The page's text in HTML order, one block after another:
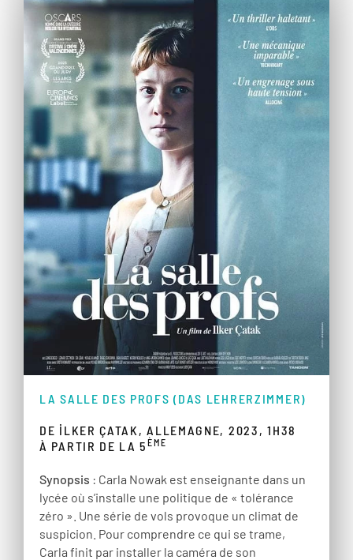
LA SALLE DES PROFS (DAS LEHRERZIMMER)
DE İLKER ÇATAK, ALLEMAGNE, 2023, 1H38
À PARTIR DE LA 5ÈME
Synopsis : Carla Nowak est enseignante dans un
lycée où s’installe une politique de « tolérance
zéro ». Une série de vols provoque un climat de
suspicion. Pour comprendre ce qui se trame,
Carla finit par installer la caméra de son